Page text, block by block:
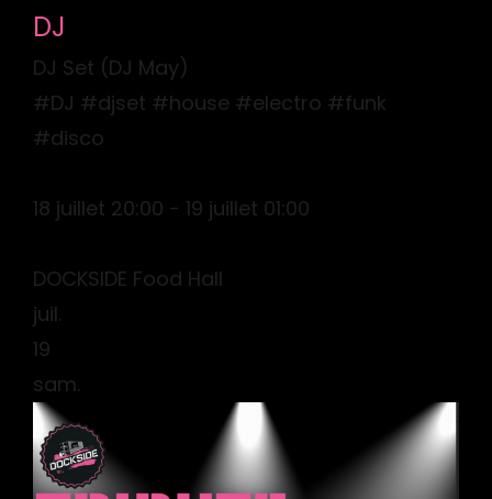
DJ
DJ Set (DJ May)
#DJ #djset #house #electro #funk
#disco
18 juillet 20:00 - 19 juillet 01:00
DOCKSIDE Food Hall
juil.
19
sam.